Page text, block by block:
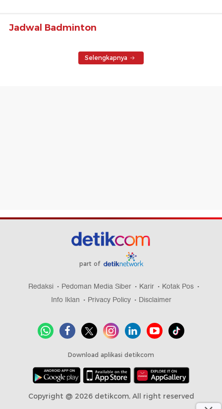
Jadwal Badminton
Selengkapnya
part of
Redaksi Pedoman Media Siber Karir
Kotak Pos
Info Iklan
Privacy Policy Disclaimer
Download aplikasi detikcom
Copyright @ 2026 detikcom, All right reserved